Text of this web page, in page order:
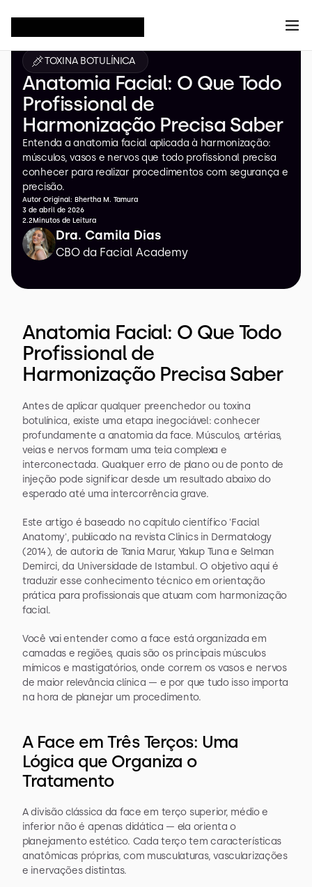
TOXINA BOTULÍNICA
Anatomia Facial: O Que Todo
Profissional de
Harmonização Precisa Saber
Entenda a anatomia facial aplicada à harmonização:
músculos, vasos e nervos que todo profissional precisa
conhecer para realizar procedimentos com segurança e
precisão.
Autor Original: Bhertha M. Tamura
3 de abril de 2026
2.2Minutos de Leitura
Dra. Camila Dias
CBO da Facial Academy
Anatomia Facial: O Que Todo
Profissional de
Harmonização Precisa Saber
Antes de aplicar qualquer preenchedor ou toxina
botulínica, existe uma etapa inegociável: conhecer
profundamente a anatomia da face. Músculos, artérias,
veias e nervos formam uma teia complexa e
interconectada. Qualquer erro de plano ou de ponto de
injeção pode significar desde um resultado abaixo do
esperado até uma intercorrência grave.
Este artigo é baseado no capítulo científico 'Facial
Anatomy', publicado na revista Clinics in Dermatology
(2014), de autoria de Tania Marur, Yakup Tuna e Selman
Demirci, da Universidade de Istambul. O objetivo aqui é
traduzir esse conhecimento técnico em orientação
prática para profissionais que atuam com harmonização
facial.
Você vai entender como a face está organizada em
camadas e regiões, quais são os principais músculos
mímicos e mastigatórios, onde correm os vasos e nervos
de maior relevância clínica — e por que tudo isso importa
na hora de planejar um procedimento.
A Face em Três Terços: Uma
Lógica que Organiza o
Tratamento
A divisão clássica da face em terço superior, médio e
inferior não é apenas didática — ela orienta o
planejamento estético. Cada terço tem características
anatômicas próprias, com musculaturas, vascularizações
e inervações distintas.